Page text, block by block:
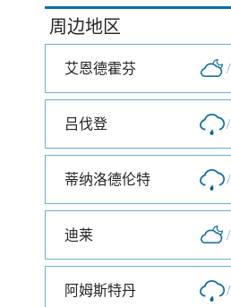
周边地区
艾恩德霍芬 /
吕伐登 /
蒂纳洛德伦特 /
迪莱 /
阿姆斯特丹 /